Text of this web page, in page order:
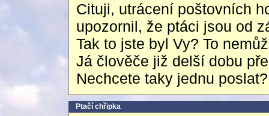
Cituji, utrácení poštovních
upozornil, že ptáci jsou od
Tak to jste byl Vy? To
Já člověče již delší dobu
Nechcete taky jednu poslat?
Ptačí chřipka